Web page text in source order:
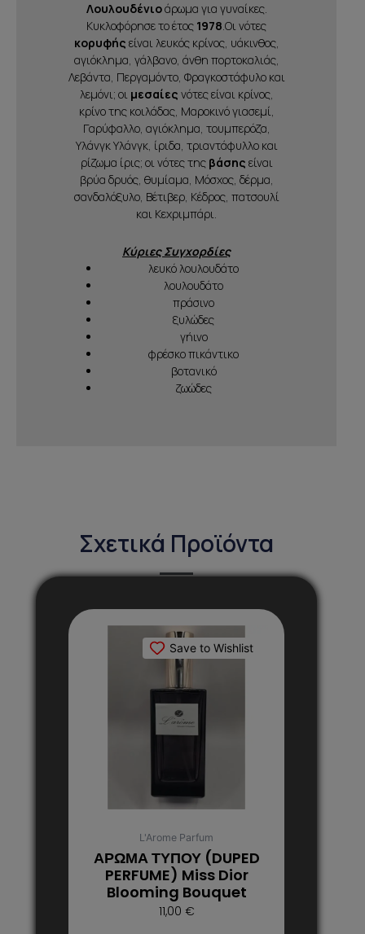
Λουλουδένιοάρωμα για γυναίκες.
Κυκλοφόρησε το έτος 1978.Οι νότες
κορυφής είναι λευκός κρίνος, υάκινθος,
αγιόκλημα, γάλβανο, άνθη πορτοκαλιάς,
Λεβάντα, Περγαμόντο, Φραγκοστάφυλο και
λεμόνι; οι μεσαίες νότες είναι κρίνος,
κρίνο της κοιλάδας, Μαροκινό γιασεμί,
Γαρύφαλλο, αγιόκλημα, τουμπερόζα,
Υλάνγκ Υλάνγκ, ίριδα, τριαντάφυλλο και
ρίζωμα ίρις; οι νότες της βάσης είναι
βρύα δρυός, θυμίαμα, Μόσχος, δέρμα,
σανδαλόξυλο, Βέτιβερ, Κέδρος, πατσουλί
και Κεχριμπάρι.
Κύριες Συγχορδίες
λευκό λουλουδάτο
λουλουδάτο
πράσινο
ξυλώδες
γήινο
φρέσκο πικάντικο
βοτανικό
ζωώδες
Σχετικά Προϊόντα
Save to Wishlist
L'Arome Parfum
ΑΡΩΜΑ ΤΥΠΟΥ (DUPED
PERFUME) Miss Dior
Blooming Bouquet
11,00 €
το
προϊόν
έχει
παραλλαγές.
Οι
να
επιλεγούν
στη
σελίδα
του
προϊόντος